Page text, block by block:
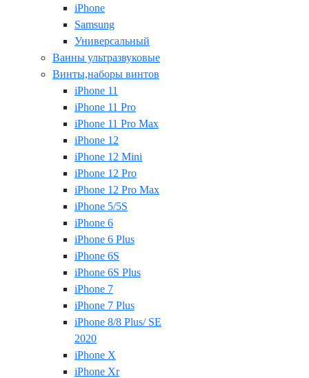
iPhone
Samsung
Универсальный
Ванны ультразвуковые
Винты,наборы винтов
iPhone 11
iPhone 11 Pro
iPhone 11 Pro Max
iPhone 12
iPhone 12 Mini
iPhone 12 Pro
iPhone 12 Pro Max
iPhone 5/5S
iPhone 6
iPhone 6 Plus
iPhone 6S
iPhone 6S Plus
iPhone 7
iPhone 7 Plus
iPhone 8/8 Plus/ SE
2020
iPhone X
iPhone Xr